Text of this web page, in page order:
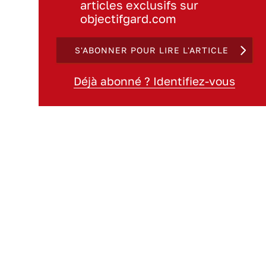
articles exclusifs sur
objectifgard.com
S'ABONNER POUR LIRE L'ARTICLE
Déjà abonné ? Identifiez-vous